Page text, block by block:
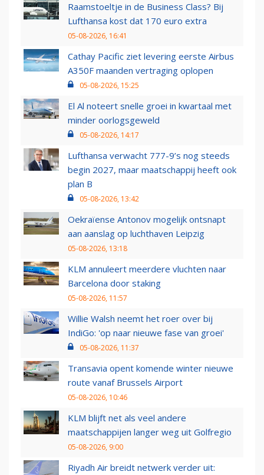
Raamstoeltje in de Business Class? Bij
Lufthansa kost dat 170 euro extra
05-08-2026, 16:41
Cathay Pacific ziet levering eerste Airbus
A350F maanden vertraging oplopen
05-08-2026, 15:25
El Al noteert snelle groei in kwartaal met
minder oorlogsgeweld
05-08-2026, 14:17
Lufthansa verwacht 777-9’s nog steeds
begin 2027, maar maatschappij heeft ook
plan B
05-08-2026, 13:42
Oekraïense Antonov mogelijk ontsnapt
aan aanslag op luchthaven Leipzig
05-08-2026, 13:18
KLM annuleert meerdere vluchten naar
Barcelona door staking
05-08-2026, 11:57
Willie Walsh neemt het roer over bij
IndiGo: 'op naar nieuwe fase van groei'
05-08-2026, 11:37
Transavia opent komende winter nieuwe
route vanaf Brussels Airport
05-08-2026, 10:46
KLM blijft net als veel andere
maatschappijen langer weg uit Golfregio
05-08-2026, 9:00
Riyadh Air breidt netwerk verder uit: